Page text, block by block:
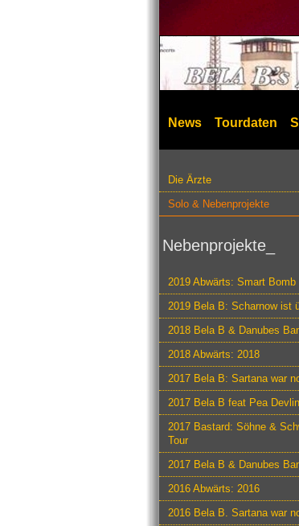
News Tourdaten
Die Ärzte
Solo & Nebenprojekte
Nebenprojekte_
2019 Abwärts: Smart Bomb
2019 Bela B: Scharnow ist
2018 Bela B & Danubes
2018 Abwärts: 2018
2017 Bela B: Sartana war
2017 Bela B feat Pea Devlin
2017 Bastard: Söhne &
Tour
2017 Bela B & Danubes
2016 Abwärts: 2016
2016 Bela B. Sartana war